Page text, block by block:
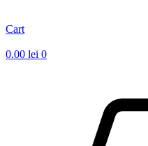
Cart
0.00 lei 0